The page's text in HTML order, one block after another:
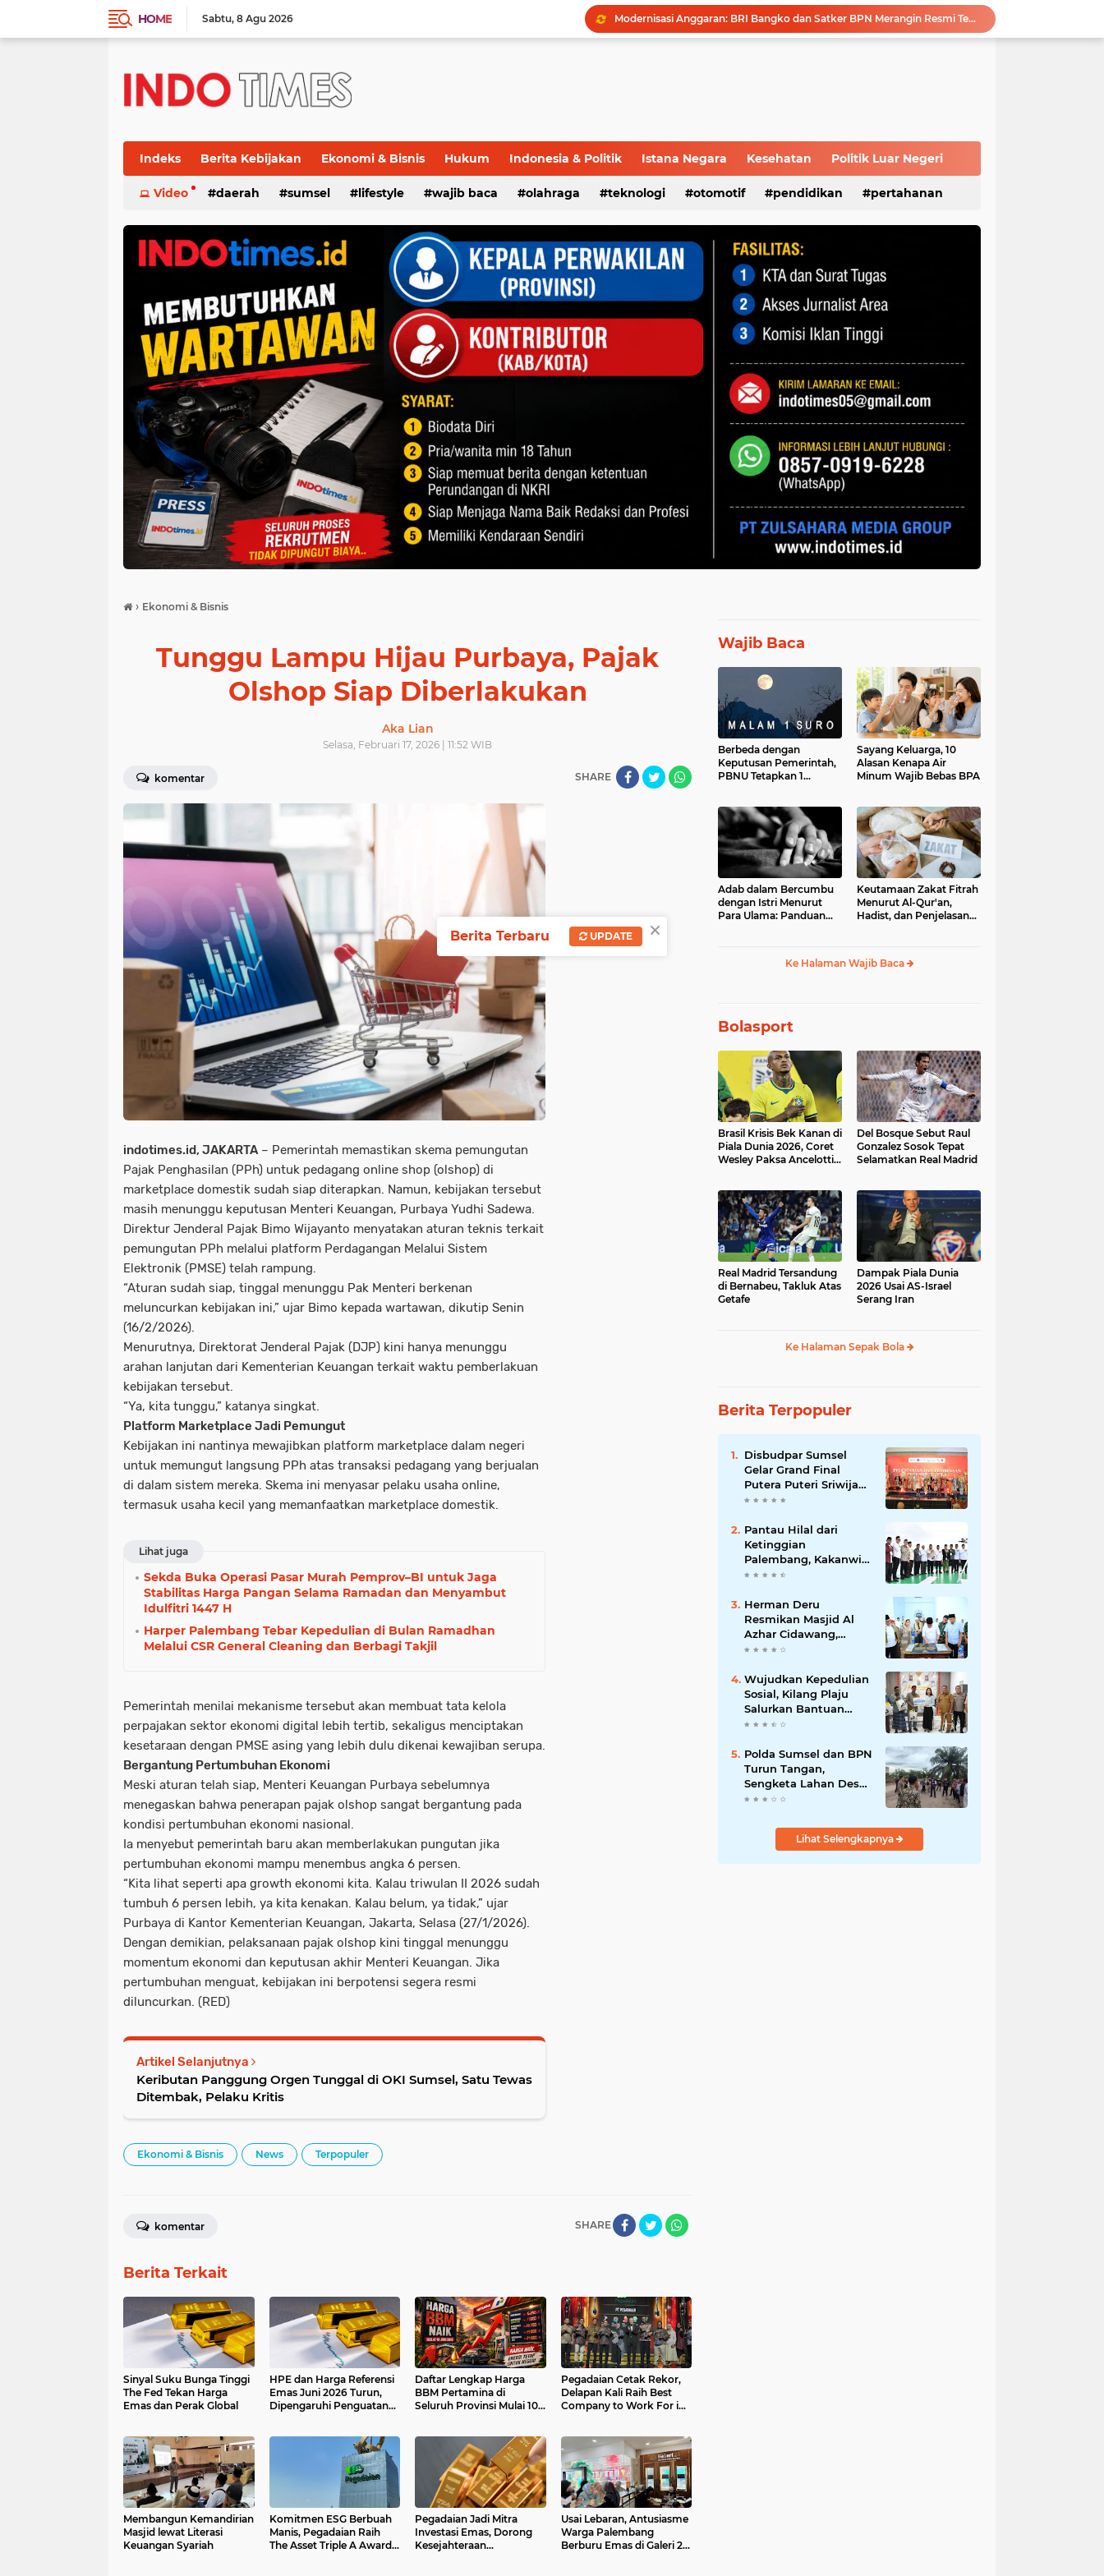
HOME Sabtu 8 Agu 2026
Modernisasi Anggaran: BRI Bangko dan Satker BPN Merangin Resmi Teken PKS Penerbitan KKP
Polri Presisi Diperkuat, Polda Sumsel dan GBR Sriwijaya Sepakat Bangun Kolaborasi untuk Kamtibmas
Perkuat Tata Kelola Perusahaan, Pertamina Patra Niaga Jalin Kerja Sama dengan Kejati Sumsel
Indeks Berita Kebijakan Ekonomi & Bisnis Hukum Indonesia & Politik Istana Negara Kesehatan Politik Luar Negeri
Video daerah sumsel lifestyle wajib baca olahraga teknologi otomotif pendidikan pertahanan
› Ekonomi & Bisnis
Tunggu Lampu Hijau Purbaya, Pajak
Olshop Siap Diberlakukan
Aka Lian
Selasa, Februari 17, 2026 | 11:52 WIB
komentar SHARE
indotimes.id, JAKARTA – Pemerintah memastikan skema pemungutan
Pajak Penghasilan (PPh) untuk pedagang online shop (olshop) di
marketplace domestik sudah siap diterapkan. Namun, kebijakan tersebut
masih menunggu keputusan Menteri Keuangan, Purbaya Yudhi Sadewa.
Direktur Jenderal Pajak Bimo Wijayanto menyatakan aturan teknis terkait
pemungutan PPh melalui platform Perdagangan Melalui Sistem
Elektronik (PMSE) telah rampung.
“Aturan sudah siap, tinggal menunggu Pak Menteri berkenan
meluncurkan kebijakan ini,” ujar Bimo kepada wartawan, dikutip Senin
(16/2/2026).
Menurutnya, Direktorat Jenderal Pajak (DJP) kini hanya menunggu
arahan lanjutan dari Kementerian Keuangan terkait waktu pemberlakuan
kebijakan tersebut.
“Ya, kita tunggu,” katanya singkat.
Platform Marketplace Jadi Pemungut
Kebijakan ini nantinya mewajibkan platform marketplace dalam negeri
untuk memungut langsung PPh atas transaksi pedagang yang berjualan
di dalam sistem mereka. Skema ini menyasar pelaku usaha online,
termasuk usaha kecil yang memanfaatkan marketplace domestik.
Lihat juga
Sekda Buka Operasi Pasar Murah Pemprov–BI untuk Jaga
Stabilitas Harga Pangan Selama Ramadan dan Menyambut
Idulfitri 1447 H
Harper Palembang Tebar Kepedulian di Bulan Ramadhan
Melalui CSR General Cleaning dan Berbagi Takjil
Pemerintah menilai mekanisme tersebut akan membuat tata kelola
perpajakan sektor ekonomi digital lebih tertib, sekaligus menciptakan
kesetaraan dengan PMSE asing yang lebih dulu dikenai kewajiban serupa.
Bergantung Pertumbuhan Ekonomi
Meski aturan telah siap, Menteri Keuangan Purbaya sebelumnya
menegaskan bahwa penerapan pajak olshop sangat bergantung pada
kondisi pertumbuhan ekonomi nasional.
Ia menyebut pemerintah baru akan memberlakukan pungutan jika
pertumbuhan ekonomi mampu menembus angka 6 persen.
“Kita lihat seperti apa growth ekonomi kita. Kalau triwulan II 2026 sudah
tumbuh 6 persen lebih, ya kita kenakan. Kalau belum, ya tidak,” ujar
Purbaya di Kantor Kementerian Keuangan, Jakarta, Selasa (27/1/2026).
Dengan demikian, pelaksanaan pajak olshop kini tinggal menunggu
momentum ekonomi dan keputusan akhir Menteri Keuangan. Jika
pertumbuhan menguat, kebijakan ini berpotensi segera resmi
diluncurkan. (RED)
Artikel Selanjutnya
Keributan Panggung Orgen Tunggal di OKI Sumsel, Satu Tewas
Ditembak, Pelaku Kritis
Ekonomi & Bisnis News Terpopuler
SHARE
komentar
Berita Terkait
Sinyal Suku Bunga Tinggi
The Fed Tekan Harga
Emas dan Perak Global
HPE dan Harga Referensi
Emas Juni 2026 Turun,
Dipengaruhi Penguatan
Daftar Lengkap Harga
BBM Pertamina di
Seluruh Provinsi Mulai 10
Pegadaian Cetak Rekor,
Delapan Kali Raih Best
Company to Work For in
Membangun Kemandirian
Masjid lewat Literasi
Keuangan Syariah
Komitmen ESG Berbuah
Manis, Pegadaian Raih
The Asset Triple A Award
Pegadaian Jadi Mitra
Investasi Emas, Dorong
Kesejahteraan
Usai Lebaran, Antusiasme
Warga Palembang
Berburu Emas di Galeri 24
Wajib Baca
Berbeda dengan
Keputusan Pemerintah,
PBNU Tetapkan 1
Sayang Keluarga, 10
Alasan Kenapa Air
Minum Wajib Bebas BPA
Adab dalam Bercumbu
dengan Istri Menurut
Para Ulama: Panduan
Keutamaan Zakat Fitrah
Menurut Al-Qur'an,
Hadist, dan Penjelasan
Ke Halaman Wajib Baca
Bolasport
Brasil Krisis Bek Kanan di
Piala Dunia 2026, Coret
Wesley Paksa Ancelotti
Del Bosque Sebut Raul
Gonzalez Sosok Tepat
Selamatkan Real Madrid
Real Madrid Tersandung
di Bernabeu, Takluk Atas
Getafe
Dampak Piala Dunia
2026 Usai AS-Israel
Serang Iran
Ke Halaman Sepak Bola
Berita Terpopuler
Disbudpar Sumsel
Gelar Grand Final
Putera Puteri Sriwijaya
2026, Sekda: Harus
Go Internasional
Pantau Hilal dari
Ketinggian
Palembang, Kakanwil
Kemenag Sumsel
Kerukunan
Herman Deru
Resmikan Masjid Al
Azhar Cidawang,
Perkuat Syiar Islam di
Wujudkan Kepedulian
Sosial, Kilang Plaju
Salurkan Bantuan
Bagi Korban
Polda Sumsel dan BPN
Turun Tangan,
Sengketa Lahan Desa
Daya Kesuma
Kepastian Hukum
Lihat Selengkapnya
×
Berita Terbaru UPDATE